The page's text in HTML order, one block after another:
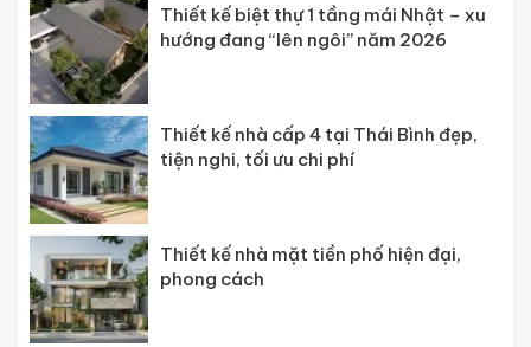
Thiết kế biệt thự 1 tầng mái Nhật – xu
hướng đang “lên ngôi” năm 2026
Thiết kế nhà cấp 4 tại Thái Bình đẹp,
tiện nghi, tối ưu chi phí
Thiết kế nhà mặt tiền phố hiện đại,
phong cách